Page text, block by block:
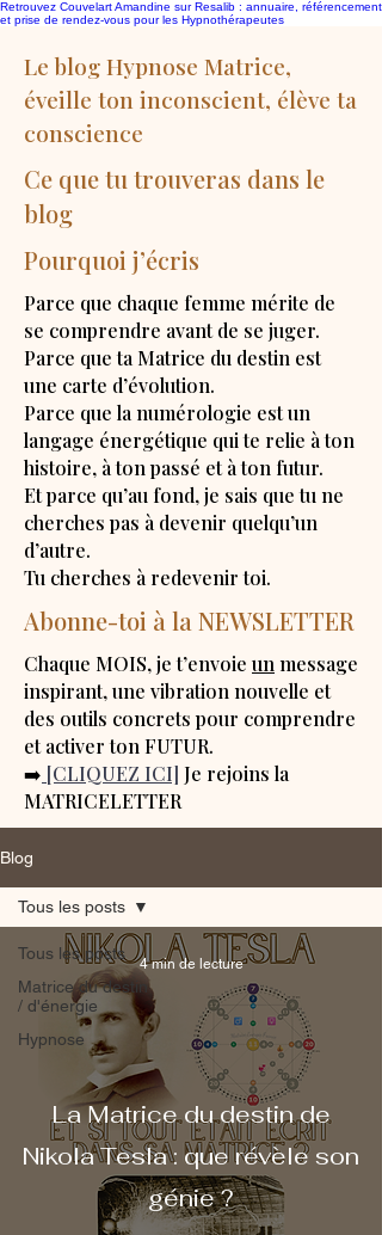
Retrouvez Couvelart Amandine sur Resalib : annuaire, référencement
et prise de rendez-vous pour les Hypnothérapeutes
Le blog Hypnose Matrice,
éveille ton inconscient, élève ta
conscience
Ce que tu trouveras dans le
blog
Pourquoi j’écris
Parce que chaque femme mérite de
se comprendre avant de se juger.
Parce que ta Matrice du destin est
une carte d’évolution.
Parce que la numérologie est un
langage énergétique qui te relie à ton
histoire, à ton passé et à ton futur.
Et parce qu’au fond, je sais que tu ne
cherches pas à devenir quelqu’un
d’autre.
Tu cherches à redevenir toi.
Abonne-toi à la NEWSLETTER
Chaque MOIS, je t’envoie un message
inspirant, une vibration nouvelle et
des outils concrets pour comprendre
et activer ton FUTUR.
➡️ [CLIQUEZ ICI] Je rejoins la
MATRICELETTER
Blog
Tous les posts
Matrice du destin
/ d'énergie
Hypnose
Tous les posts
La Matrice du destin de
Nikola Tesla : que révèle son
génie ?
4 min de lecture